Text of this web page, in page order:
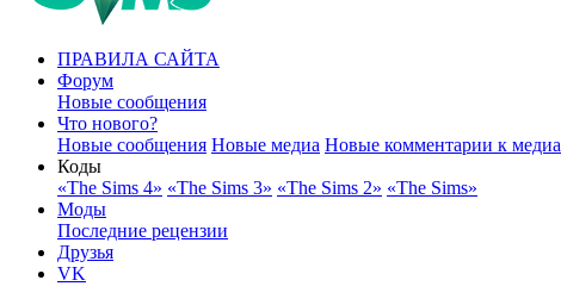
ПРАВИЛА САЙТА
Форум
Новые сообщения
Что нового?
Новые сообщения Новые медиа Новые комментарии к медиа
Коды
«The Sims 4» «The Sims 3» «The Sims 2» «The Sims»
Моды
Последние рецензии
Друзья
VK